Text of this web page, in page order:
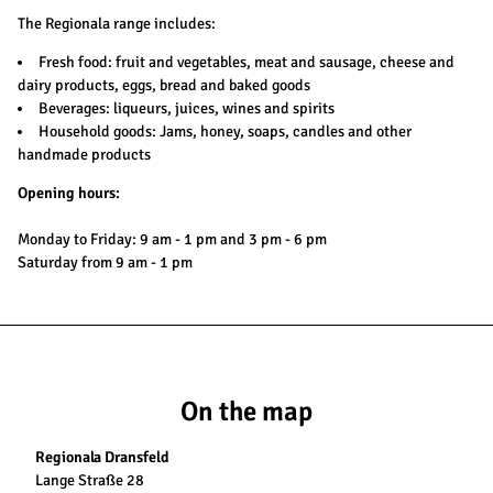
The Regionala range includes:
Fresh food: fruit and vegetables, meat and sausage, cheese and
dairy products, eggs, bread and baked goods
Beverages: liqueurs, juices, wines and spirits
Household goods: Jams, honey, soaps, candles and other
handmade products
Opening hours:
Monday to Friday: 9 am - 1 pm and 3 pm - 6 pm
Saturday from 9 am - 1 pm
On the map
Regionala Dransfeld
Lange Straße 28